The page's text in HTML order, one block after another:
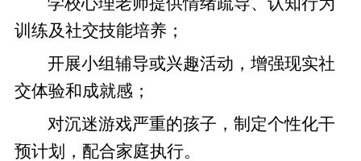
训练及社交技能培养；
开展小组辅导或兴趣活动，增强现实社
交体验和成就感；
对沉迷游戏严重的孩子，制定个性化干
预计划，配合家庭执行。